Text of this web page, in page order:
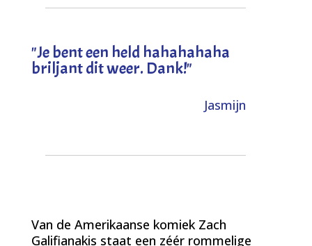
"Je bent een held hahahahaha
briljant dit weer. Dank!"
Jasmijn
Van de Amerikaanse komiek Zach
Galifianakis staat een zéér rommelige